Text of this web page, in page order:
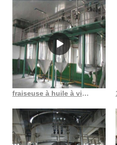
fraiseuse à huile à vis multifonctionnelle au Costa Rica